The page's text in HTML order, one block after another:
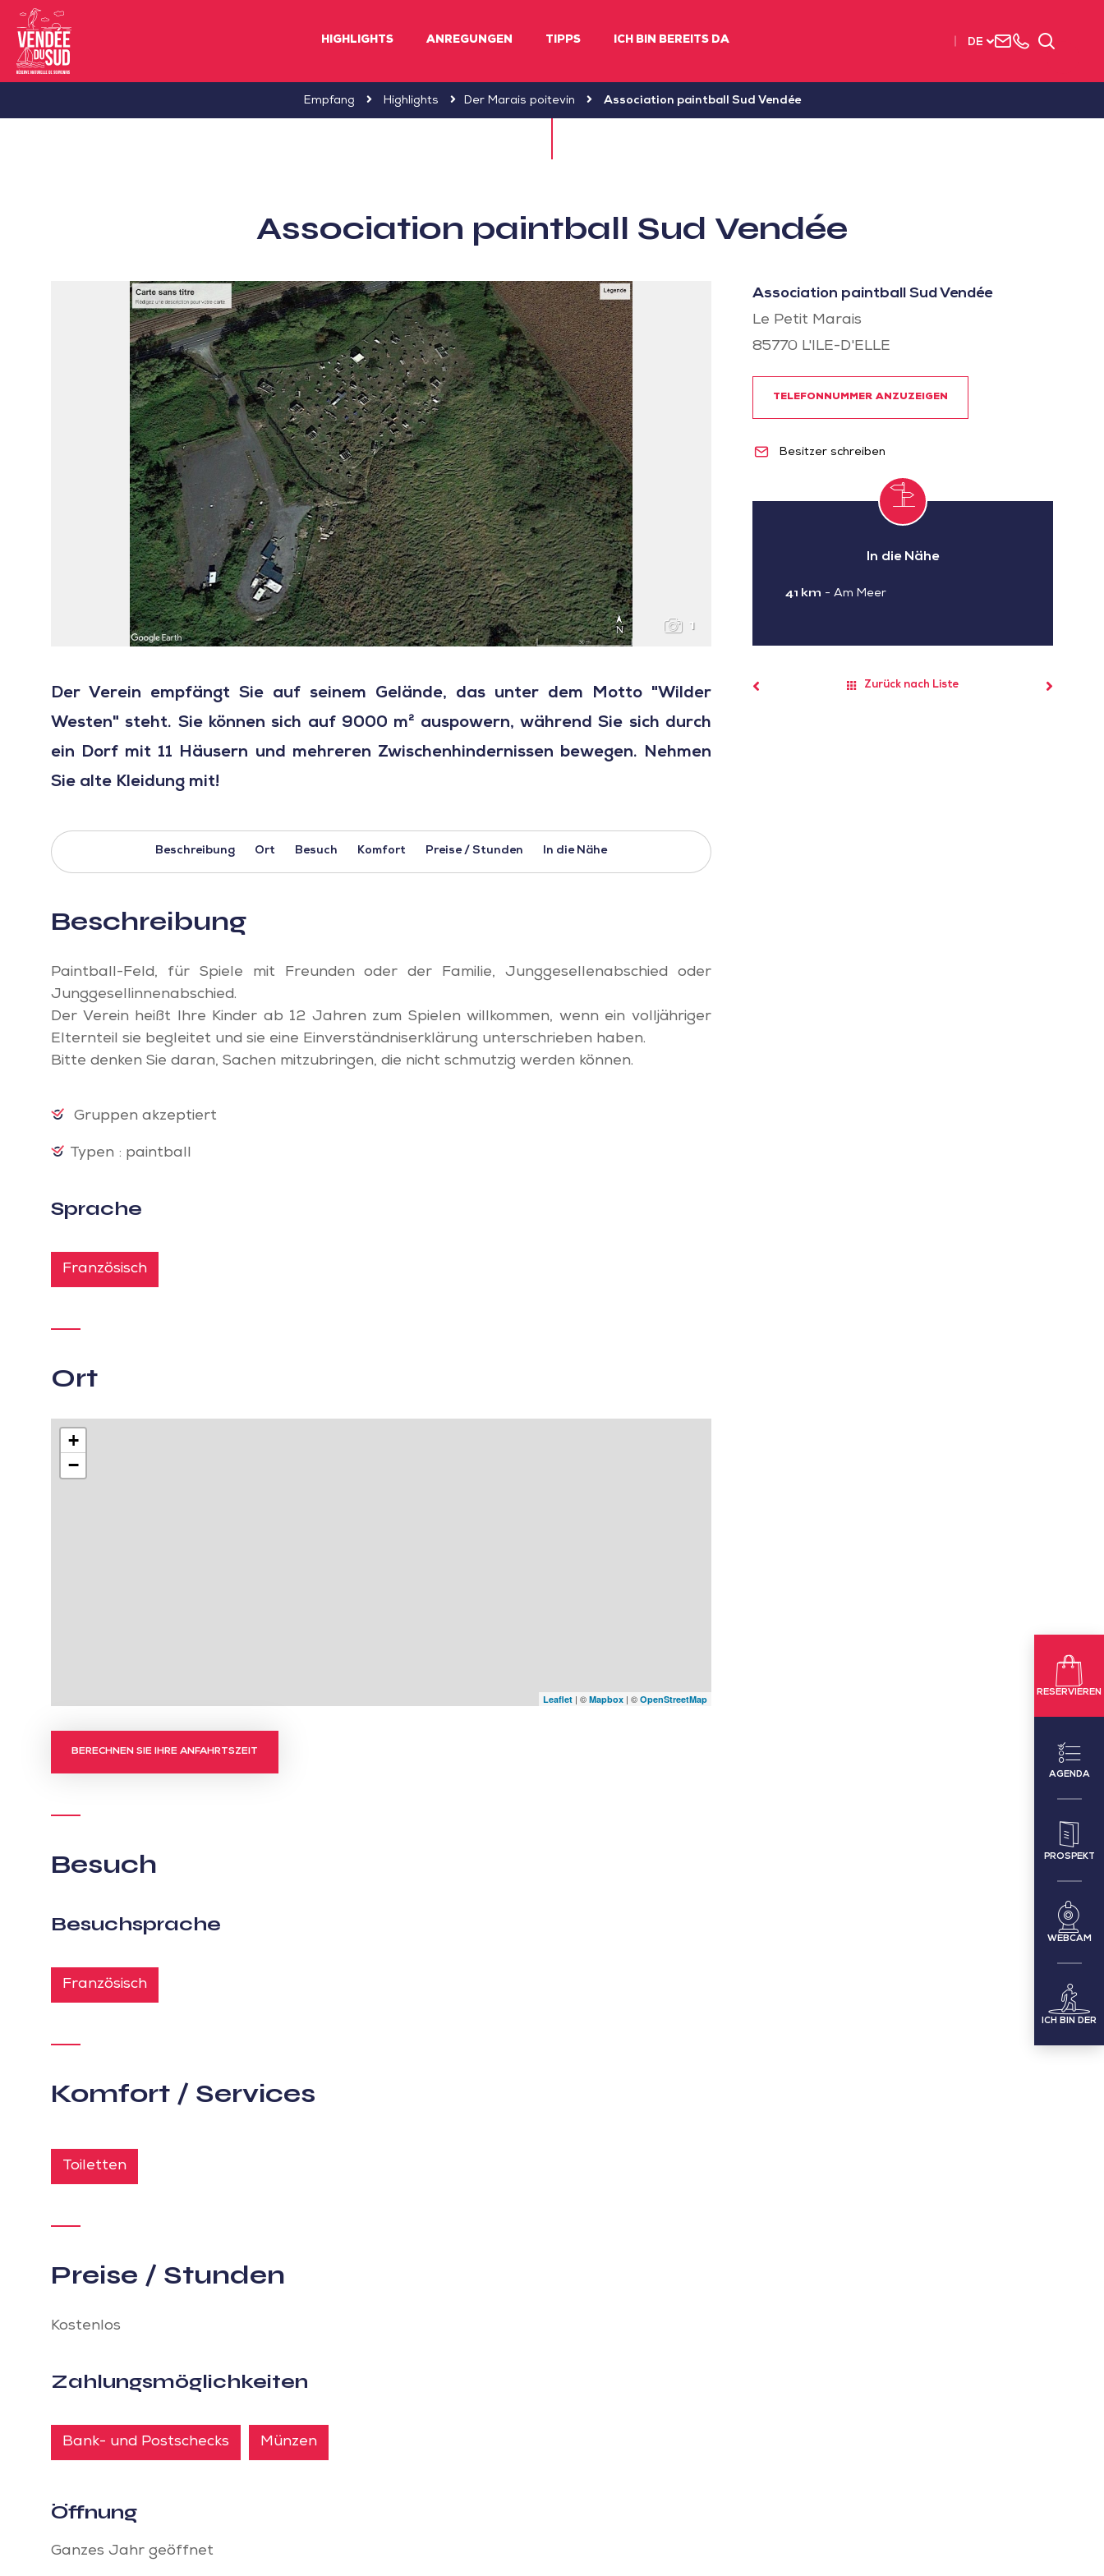
Sud
HIGHLIGHTS ANREGUNGEN TIPPS ICH BIN BEREITS DA DE
Uns+33Suchen
RESERVIEREN
AGENDA
PROSPEKT
WEBCAM
ICH BIN DER
Empfang Highlights Der Marais poitevin Association paintball Sud Vendée
Association paintball Sud Vendée
1
Der Verein empfängt Sie auf seinem Gelände, das unter dem Motto "Wilder
Westen" steht. Sie können sich auf 9000 m² auspowern, während Sie sich durch
ein Dorf mit 11 Häusern und mehreren Zwischenhindernissen bewegen. Nehmen
Sie alte Kleidung mit!
Beschreibung Ort Besuch Komfort Preise / Stunden In die Nähe
Beschreibung
Paintball-Feld, für Spiele mit Freunden oder der Familie, Junggesellenabschied oder
Junggesellinnenabschied.
Der Verein heißt Ihre Kinder ab 12 Jahren zum Spielen willkommen, wenn ein volljähriger
Elternteil sie begleitet und sie eine Einverständniserklärung unterschrieben haben.
Bitte denken Sie daran, Sachen mitzubringen, die nicht schmutzig werden können.
Gruppen akzeptiert
Typen : paintball
Sprache
Französisch
Ort
+
−
Leaflet | © Mapbox | © OpenStreetMap
BERECHNEN SIE IHRE ANFAHRTSZEIT
Besuch
Besuchsprache
Französisch
Komfort / Services
Toiletten
Preise / Stunden
Kostenlos
Zahlungsmöglichkeiten
Bank- und Postschecks Münzen
Öffnung
Ganzes Jahr geöffnet
Association paintball Sud Vendée
Le Petit Marais
85770 L'ILE-D'ELLE
TELEFONNUMMER ANZUZEIGEN
Besitzer schreiben
In die Nähe
41 km - Am Meer
Zurück nach Liste